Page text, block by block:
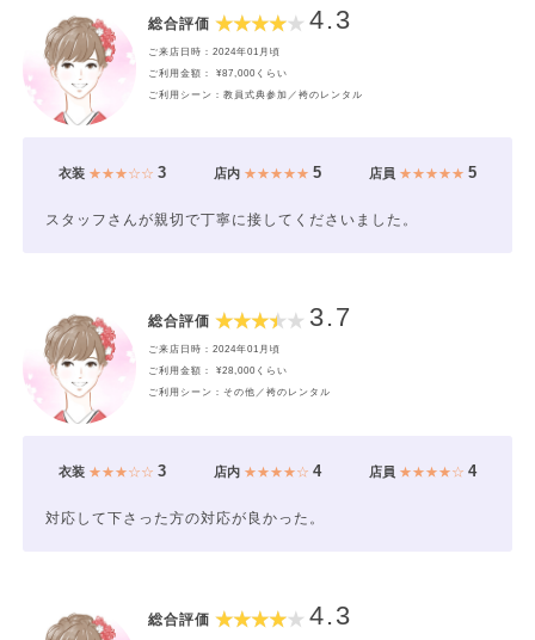
総合評価 4.3
ご来店日時：2024年01月頃
ご利用金額： ¥87,000くらい
ご利用シーン：教員式典参加／袴のレンタル
衣装★★★☆☆ 3 店内★★★★★ 5 店員 ★★★★★5
スタッフさんが親切で丁寧に接してくださいました。
総合評価 3.7
ご来店日時：2024年01月頃
ご利用金額： ¥28,000くらい
ご利用シーン：その他／袴のレンタル
衣装★★★☆☆ 3 店内★★★★☆ 4 店員 ★★★★☆4
対応して下さった方の対応が良かった。
総合評価 4.3